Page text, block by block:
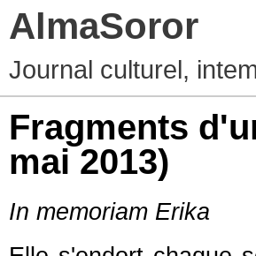
AlmaSoror
Journal culturel,
Fragments
mai 2013)
In memoriam Erika